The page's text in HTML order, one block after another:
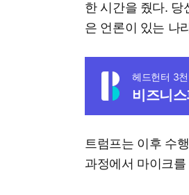
한 시간을 줬다. 당
은 언론이 있는 나
헤드헌터 3
비즈니
트럼프는 이후 수
과정에서 마이크